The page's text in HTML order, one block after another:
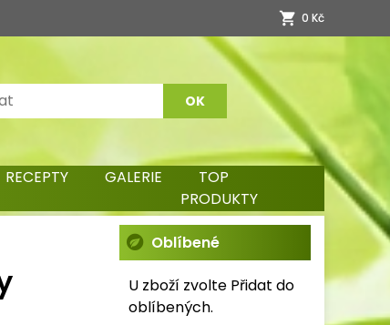
0 Kč
RECEPTY GALERIE
TOP
PRODUKTY
Oblíbené
U zboží zvolte Přidat do
oblíbených.